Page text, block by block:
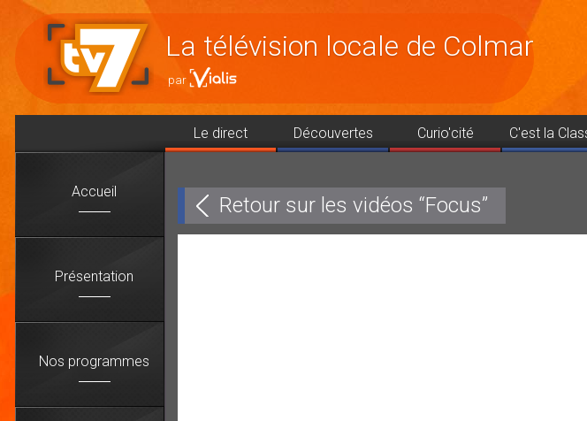
Accéder
contenu
La télévision locale de Colmar
Le direct Découvertes Curio'cité C'est la
Accueil
Présentation
Nos programmes
Retour sur les vidéos “Focus”